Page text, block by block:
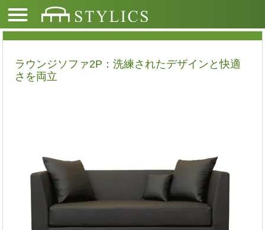
ラウンジソファ2P：洗練されたデザインと快適
さを両立